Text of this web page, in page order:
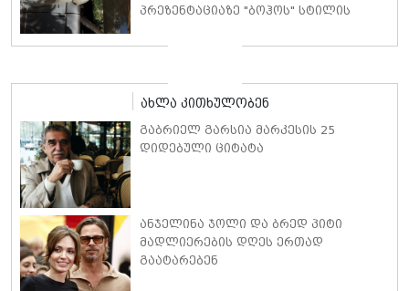
პრეზენტაციაზე "ბოჰოს" სტილის
მინიკაბით გამოჩნდა
ახლა კითხულობენ
გაბრიელ გარსია მარკესის 25
დიდებული ციტატა
ანჯელინა ჯოლი და ბრედ პიტი
მადლიერების დღეს ერთად
გაატარებენ